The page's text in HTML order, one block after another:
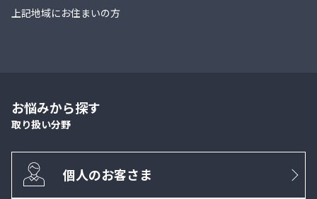
上記地域にお住まいの方
お悩みから探す
取り扱い分野
個人のお客さま